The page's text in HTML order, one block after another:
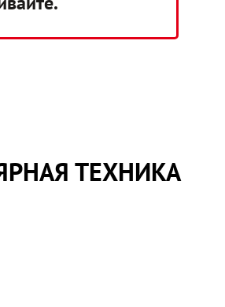
ТЕХНИКА